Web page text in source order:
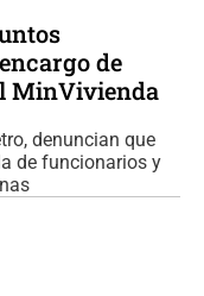
de
MinVivienda
denuncian que
de funcionarios y